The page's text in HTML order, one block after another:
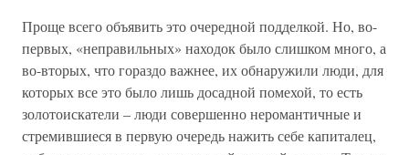
Проще всего объявить это очередной подделкой. Но, во-
первых, «неправильных» находок было слишком много, а
во-вторых, что гораздо важнее, их обнаружили люди, для
которых все это было лишь досадной помехой, то есть
золотоискатели – люди совершенно неромантичные и
стремившиеся в первую очередь нажить себе капиталец,